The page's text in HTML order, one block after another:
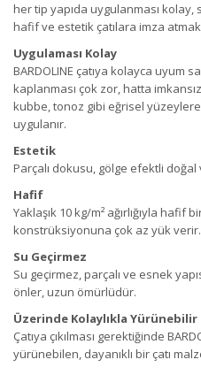
her tip yapıda uygulanması
hafif ve estetik çatılara imza
Uygulaması Kolay
BARDOLINE çatıya kolayca uyum
kaplanması çok zor, hatta
kubbe, tonoz gibi eğrisel
uygulanır.
Estetik
Parçalı dokusu, gölge efektli
Hafif
Yaklaşık 10 kg/m² ağırlığıyla hafif
konstrüksiyonuna çok az yük verir.
Su Geçirmez
Su geçirmez, parçalı ve esnek
önler, uzun ömürlüdür.
Üzerinde Kolaylıkla Yürünebilir
Çatıya çıkılması gerektiğinde
yürünebilen, dayanıklı bir çatı